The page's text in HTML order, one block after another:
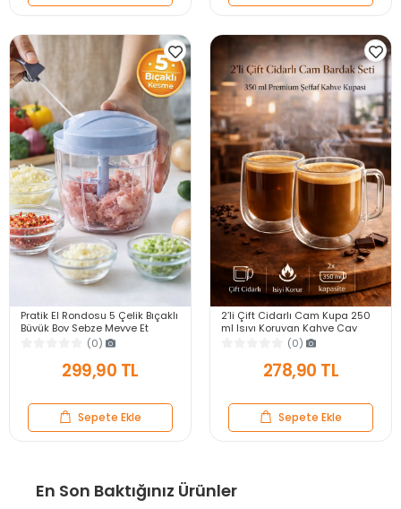
Pratik El Rondosu 5 Çelik Bıçaklı
Büyük Boy Sebze Meyve Et
Soğan Doğrayıcı Blender Rende
(0)
299,90 TL
Sepete Ekle
2’li Çift Cidarlı Cam Kupa 250
ml Isıyı Koruyan Kahve Çay
Fincanı Kulplu Espresso Cam
(0)
278,90 TL
Sepete Ekle
En Son Baktığınız Ürünler